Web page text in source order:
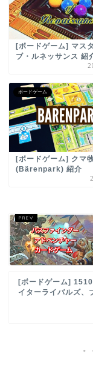
[ボードゲーム] マス
ブ・ルネッサンス 紹
ボードゲーム
[ボードゲーム] クマ
(Bärenpark) 紹介
[ボードゲーム]
イターライバルズ、